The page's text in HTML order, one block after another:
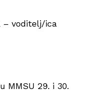
– voditelj/ica
MMSU 29. i 30.